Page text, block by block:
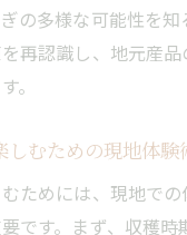
の多様な可能性を
再認識し、地元産
。
しむための現地体験
ためには、現地で
です。まず、収穫時